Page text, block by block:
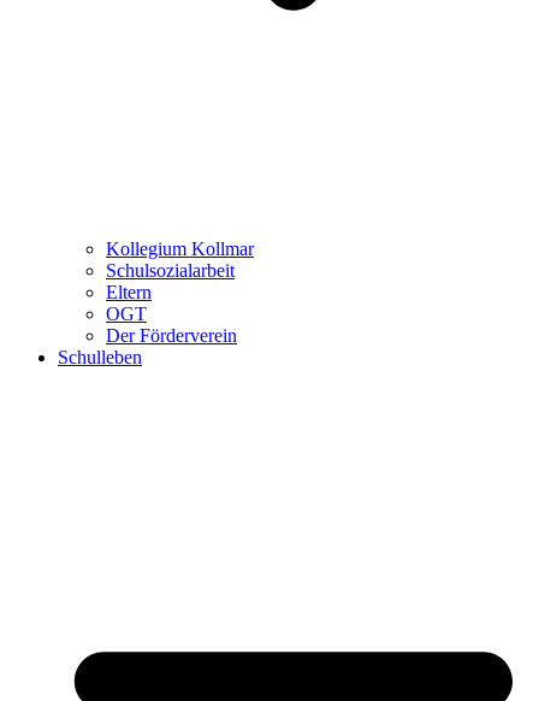
Kollegium Kollmar
Schulsozialarbeit
Eltern
OGT
Der Förderverein
Schulleben